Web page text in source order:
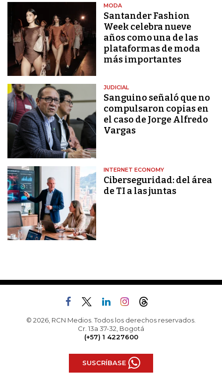
MODA
Santander Fashion
Week celebra nueve
años como una de las
plataformas de moda
más importantes
JUDICIAL
Sanguino señaló que no
compulsaron copias en
el caso de Jorge Alfredo
Vargas
INTERNET ECONOMY
Ciberseguridad: del área
de TI a las juntas
© 2026, RCN Medios. Todos los derechos reservados.
Cr. 13a 37-32, Bogotá
(+57) 1 4227600
SUSCRÍBASE